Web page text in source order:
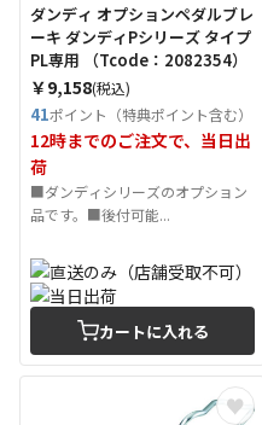
ダンディ オプションペダルブレ
ーキ ダンディPシリーズ タイプ
PL専用 （Tcode：2082354）
￥9,158(税込)
41ポイント（特典ポイント含む）
12時までのご注文で、当日出
荷
■ダンディシリーズのオプション
品です。■後付可能...
カートに入れる